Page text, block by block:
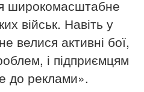
широкомасштабне
військ. Навіть у
велися активні бої,
і підприємцям
до реклами».